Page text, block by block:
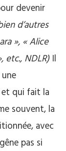
devenir
d’autres
», « Alice
etc., NDLR)Il
qui fait la
souvent, la
avec
pas si